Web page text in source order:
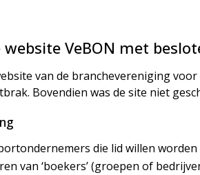
website VeBON met
van de branchevereniging
Bovendien was de site niet
die lid willen
van ‘boekers’ (groepen of